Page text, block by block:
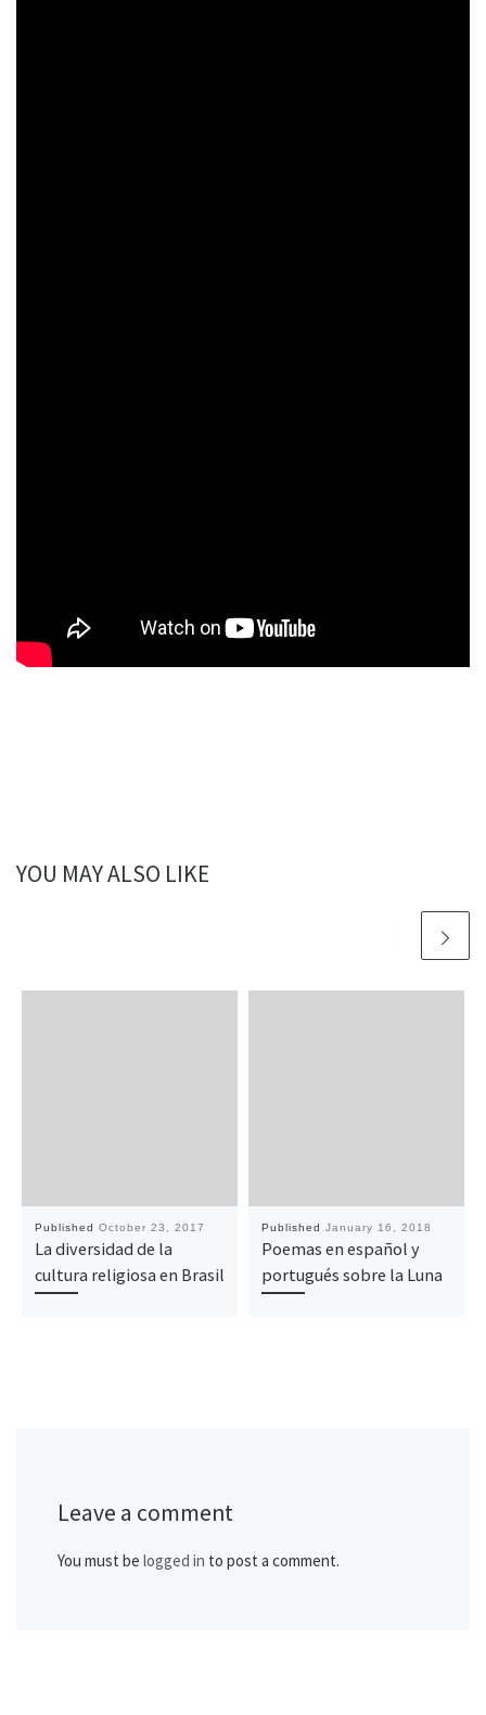
YOU MAY ALSO LIKE
Published October 23, 2017
La diversidad de la
cultura religiosa en Brasil
Published January 16, 2018
Poemas en español y
portugués sobre la Luna
Leave a comment
You must be logged in to post a comment.